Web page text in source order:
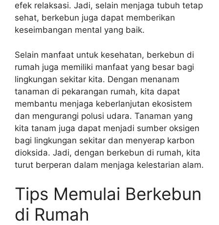
efek relaksasi. Jadi, selain menjaga tubuh tetap
sehat, berkebun juga dapat memberikan
keseimbangan mental yang baik.
Selain manfaat untuk kesehatan, berkebun di
rumah juga memiliki manfaat yang besar bagi
lingkungan sekitar kita. Dengan menanam
tanaman di pekarangan rumah, kita dapat
membantu menjaga keberlanjutan ekosistem
dan mengurangi polusi udara. Tanaman yang
kita tanam juga dapat menjadi sumber oksigen
bagi lingkungan sekitar dan menyerap karbon
dioksida. Jadi, dengan berkebun di rumah, kita
turut berperan dalam menjaga kelestarian alam.
Tips Memulai Berkebun
di Rumah